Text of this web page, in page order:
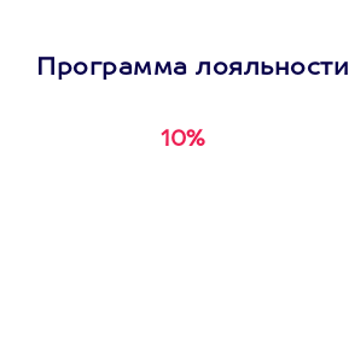
Программа лояльности
10%